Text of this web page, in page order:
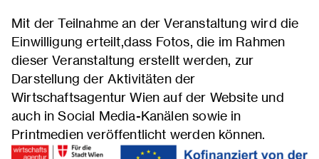
Mit der Teilnahme an der Veranstaltung wird die
Einwilligung erteilt,dass Fotos, die im Rahmen
dieser Veranstaltung erstellt werden, zur
Darstellung der Aktivitäten der
Wirtschaftsagentur Wien auf der Website und
auch in Social Media-Kanälen sowie in
Printmedien veröffentlicht werden können.